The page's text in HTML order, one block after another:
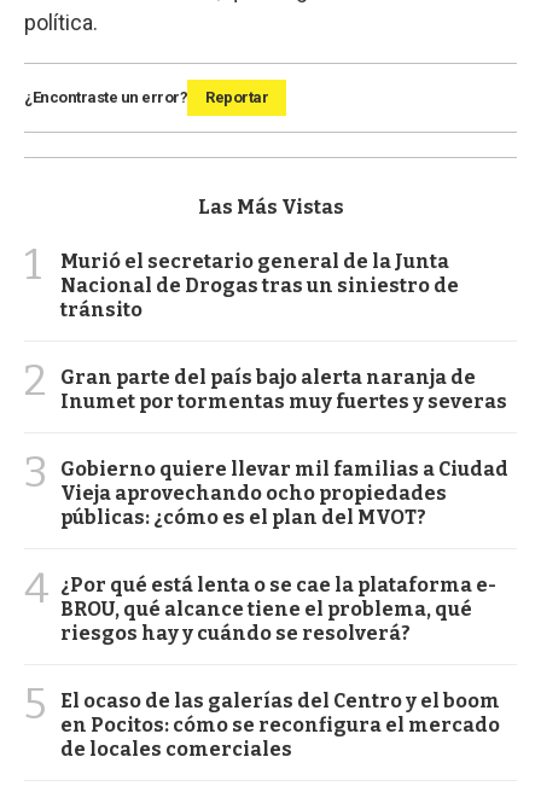
política.
¿Encontraste un error? Reportar
Las Más Vistas
1
Murió el secretario general de la Junta
Nacional de Drogas tras un siniestro de
tránsito
2
Gran parte del país bajo alerta naranja de
Inumet por tormentas muy fuertes y severas
3
Gobierno quiere llevar mil familias a Ciudad
Vieja aprovechando ocho propiedades
públicas: ¿cómo es el plan del MVOT?
4 ¿Por qué está lenta o se cae la plataforma e-
BROU, qué alcance tiene el problema, qué
riesgos hay y cuándo se resolverá?
5
El ocaso de las galerías del Centro y el boom
en Pocitos: cómo se reconfigura el mercado
de locales comerciales